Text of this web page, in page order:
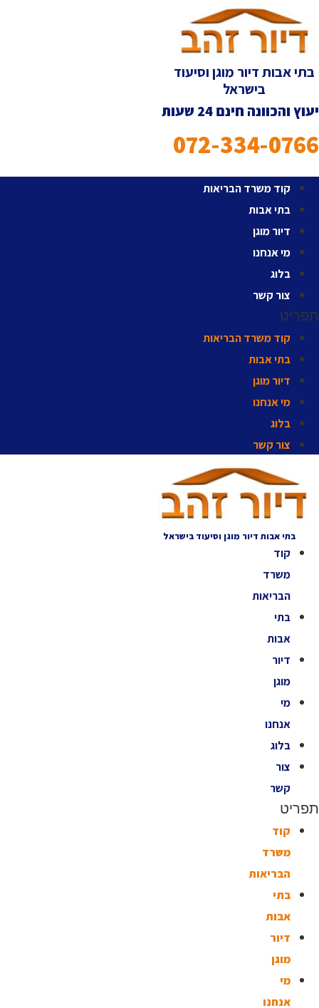
לתוכן
בתי אבות דיור מוגן וסיעוד
בישראל
יעוץ והכוונה חינם 24 שעות
072-334-0766
קוד משרד הבריאות
בתי אבות
דיור מוגן
מי אנחנו
בלוג
צור קשר
תפריט
קוד משרד הבריאות
בתי אבות
דיור מוגן
מי אנחנו
בלוג
צור קשר
בתי אבות דיור מוגן וסיעוד בישראל
קוד
משרד
הבריאות
בתי
אבות
דיור
מוגן
מי
אנחנו
בלוג
צור
קשר
תפריט
קוד
משרד
הבריאות
בתי
אבות
דיור
מוגן
מי
אנחנו